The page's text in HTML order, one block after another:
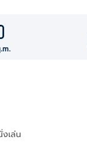
เล่น